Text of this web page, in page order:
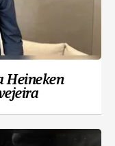
Heineken